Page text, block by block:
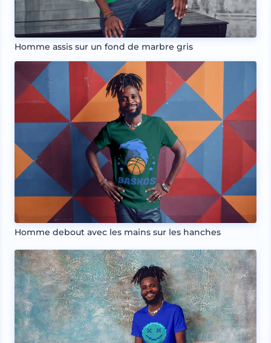
Homme assis sur un fond de marbre gris
Homme debout avec les mains sur les hanches